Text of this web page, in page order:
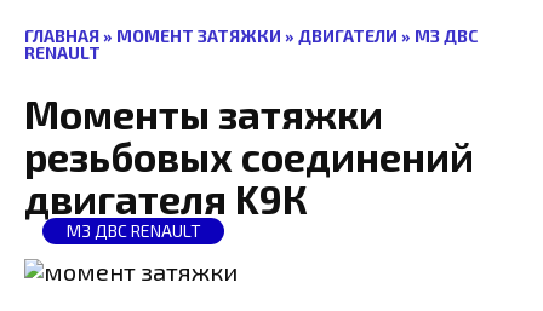
ГЛАВНАЯ » МОМЕНТ ЗАТЯЖКИ » ДВИГАТЕЛИ » МЗ ДВС
RENAULT
Моменты затяжки
резьбовых соединений
двигателя K9К
МЗ ДВС RENAULT